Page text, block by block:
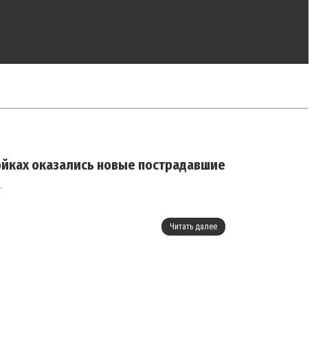
оказались новые пострадавшие
Читать далее